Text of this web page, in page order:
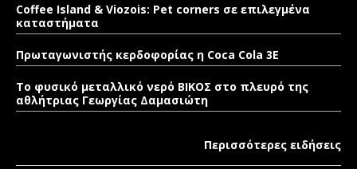
Coffee Island & Viozois: Pet corners σε επιλεγμένα
καταστήματα
Πρωταγωνιστής κερδοφορίας η Coca Cola 3E
Το φυσικό μεταλλικό νερό ΒΙΚΟΣ στο πλευρό της
αθλήτριας Γεωργίας Δαμασιώτη
Περισσότερες ειδήσεις